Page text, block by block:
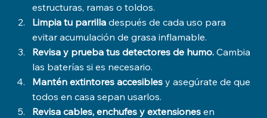
estructuras, ramas o toldos.
Limpia tu parrilla después de cada uso para
evitar acumulación de grasa inflamable.
Revisa y prueba tus detectores de humo. Cambia
las baterías si es necesario.
Mantén extintores accesibles y asegúrate de que
todos en casa sepan usarlos.
Revisa cables, enchufes y extensiones en